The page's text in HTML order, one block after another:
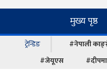
मुख्य पृष्ठ
ट्रेन्डिङ #नेपाली
#जेयूएस